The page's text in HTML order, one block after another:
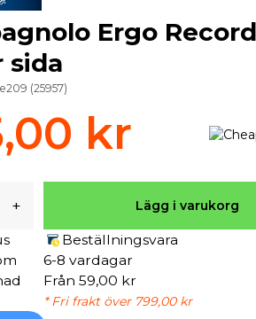
Ergo
sida
(25957)
kr
+ Lägg i varukorg
Beställningsvara
6-8 vardagar
Från 59,00 kr
* Fri frakt över 799,00 kr